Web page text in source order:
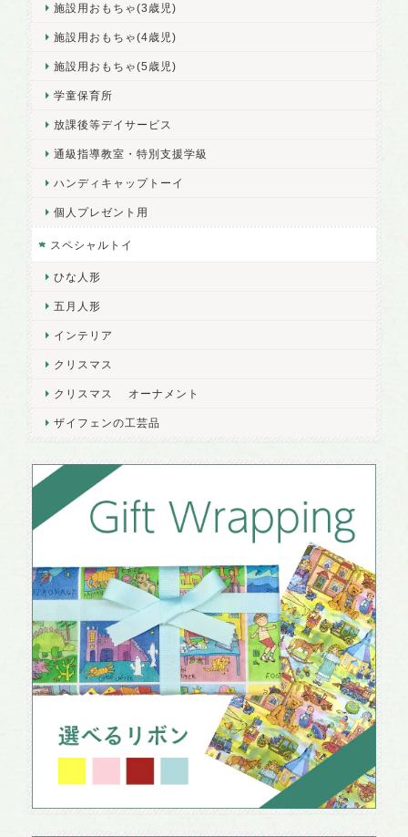
施設用おもちゃ(3歳児)
施設用おもちゃ(4歳児)
施設用おもちゃ(5歳児)
学童保育所
放課後等デイサービス
通級指導教室・特別支援学級
ハンディキャップトーイ
個人プレゼント用
スペシャルトイ
ひな人形
五月人形
インテリア
クリスマス
クリスマス オーナメント
ザイフェンの工芸品